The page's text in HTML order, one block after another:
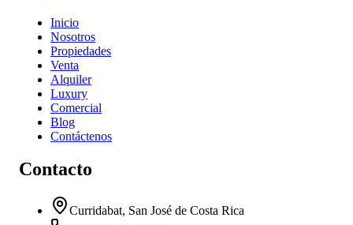
Inicio
Nosotros
Propiedades
Venta
Alquiler
Luxury
Comercial
Blog
Contáctenos
Contacto
Curridabat, San José de Costa Rica